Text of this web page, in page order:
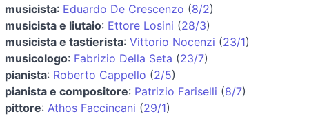
musicista: Eduardo De Crescenzo (8/2)
musicista e liutaio: Ettore Losini (28/3)
musicista e tastierista: Vittorio Nocenzi (23/1)
musicologo: Fabrizio Della Seta (23/7)
pianista: Roberto Cappello (2/5)
pianista e compositore: Patrizio Fariselli (8/7)
pittore: Athos Faccincani (29/1)